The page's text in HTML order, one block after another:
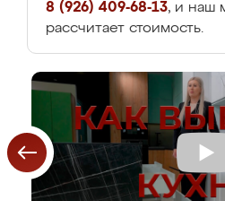
8 (926) 409-68-13, и наш
рассчитает стоимость.